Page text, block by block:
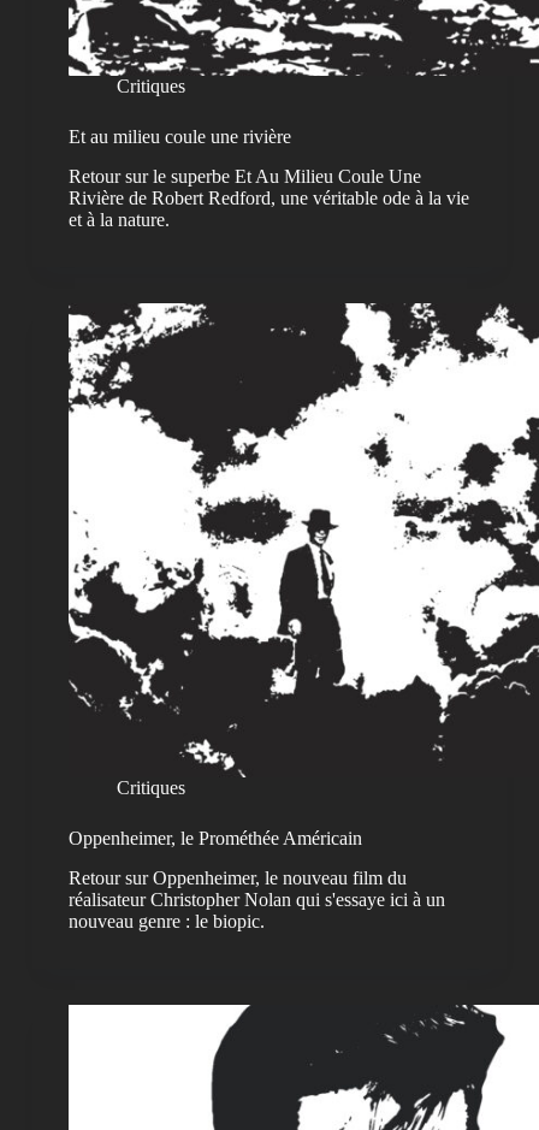
Critiques
Et au milieu coule une rivière
Retour sur le superbe Et Au Milieu Coule Une
Rivière de Robert Redford, une véritable ode à la vie
et à la nature.
Critiques
Oppenheimer, le Prométhée Américain
Retour sur Oppenheimer, le nouveau film du
réalisateur Christopher Nolan qui s'essaye ici à un
nouveau genre : le biopic.